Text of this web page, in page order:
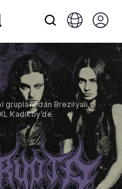
gruplarından Brezilyalı
Kadıköy’de.